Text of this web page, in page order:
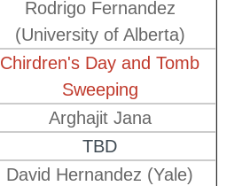
Rodrigo Fernandez
(University of Alberta)
Chirdren's Day and Tomb
Sweeping
Arghajit Jana
TBD
David Hernandez (Yale)